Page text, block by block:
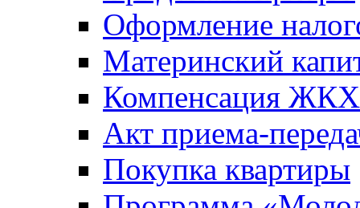
Оформление
Материнский
Компенсация ЖКХ
Акт приема-
Покупка квартиры